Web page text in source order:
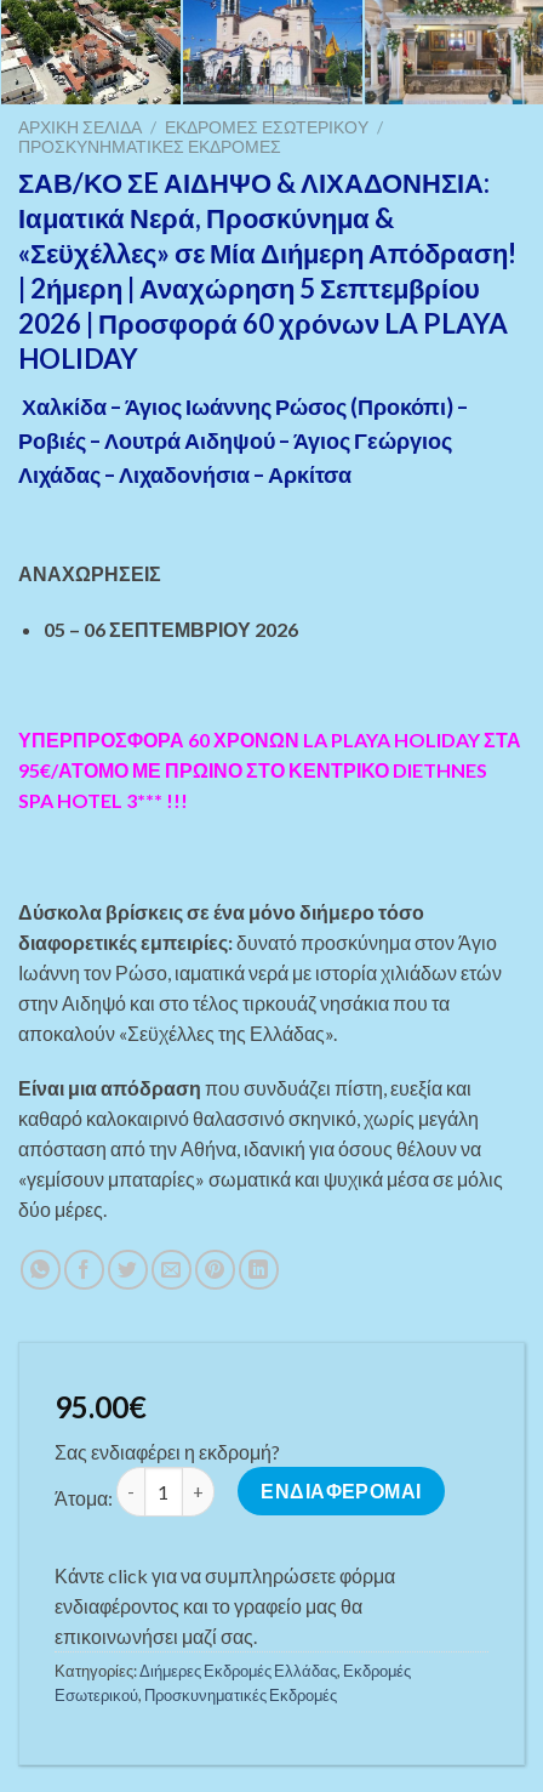
ΑΡΧΙΚΉ ΣΕΛΊΔΑ / ΕΚΔΡΟΜΈΣ ΕΣΩΤΕΡΙΚΟΎ /
ΠΡΟΣΚΥΝΗΜΑΤΙΚΈΣ ΕΚΔΡΟΜΈΣ
ΣΑΒ/ΚΟ ΣE ΑΙΔΗΨΟ & ΛΙΧΑΔΟΝΗΣΙΑ:
Ιαματικά Νερά, Προσκύνημα &
«Σεϋχέλλες» σε Μία Διήμερη Απόδραση!
| 2ήμερη | Αναχώρηση 5 Σεπτεμβρίου
2026 | Προσφορά 60 χρόνων LA PLAYA
HOLIDAY
Χαλκίδα – Άγιος Ιωάννης Ρώσος (Προκόπι) –
Ροβιές – Λουτρά Αιδηψού – Άγιος Γεώργιος
Λιχάδας – Λιχαδονήσια – Αρκίτσα
ΑΝΑΧΩΡΗΣΕΙΣ
05 – 06 ΣΕΠΤΕΜΒΡΙΟΥ 2026
ΥΠΕΡΠΡΟΣΦΟΡΑ 60 ΧΡΟΝΩΝ LA PLAYA HOLIDAY ΣΤΑ
95€/ΑΤΟΜΟ ΜΕ ΠΡΩΙΝΟ ΣΤΟ ΚΕΝΤΡΙΚΟ DIETHNES
SPA HOTEL 3*** !!!
Δύσκολα βρίσκεις σε ένα μόνο διήμερο τόσο
διαφορετικές εμπειρίες:δυνατό προσκύνημα στον Άγιο
Ιωάννη τον Ρώσο, ιαματικά νερά με ιστορία χιλιάδων ετών
στην Αιδηψό και στο τέλος τιρκουάζ νησάκια που τα
αποκαλούν «Σεϋχέλλες της Ελλάδας».
Είναι μια απόδραση που συνδυάζει πίστη, ευεξία και
καθαρό καλοκαιρινό θαλασσινό σκηνικό, χωρίς μεγάλη
απόσταση από την Αθήνα, ιδανική για όσους θέλουν να
«γεμίσουν μπαταρίες» σωματικά και ψυχικά μέσα σε μόλις
δύο μέρες.
95.00€
Σας ενδιαφέρει η εκδρομή?
Άτομα:
ΣΑΒ/ΚΟ ΣE ΑΙΔΗΨΟ & ΛΙΧΑΔΟΝΗΣΙΑ: Ιαματικά
ΕΝΔΙΑΦΕΡΟΜΑΙ
Κάντε click για να συμπληρώσετε φόρμα
ενδιαφέροντος και το γραφείο μας θα
επικοινωνήσει μαζί σας.
Κατηγορίες:Διήμερες Εκδρομές Ελλάδας, Εκδρομές
Εσωτερικού, Προσκυνηματικές Εκδρομές